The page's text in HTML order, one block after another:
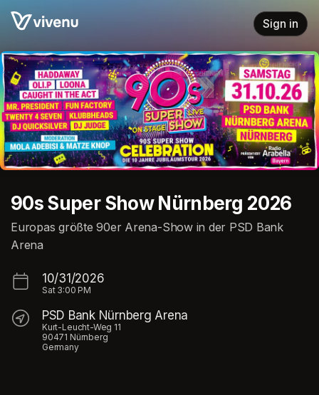
Skip header
Sign in
90s Super Show Nürnberg 2026
Europas größte 90er Arena-Show in der PSD Bank
Arena
10/31/2026
Sat 3:00 PM
PSD Bank Nürnberg Arena
Kurt-Leucht-Weg 11
90471 Nürnberg
Germany